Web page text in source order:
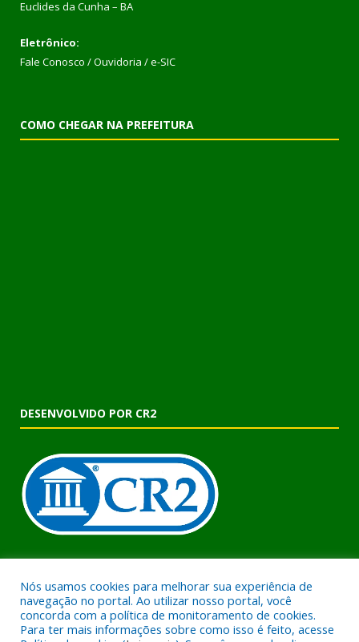
Euclides da Cunha – BA
Eletrônico:
Fale Conosco / Ouvidoria / e-SIC
COMO CHEGAR NA PREFEITURA
DESENVOLVIDO POR CR2
completa, onde garantimos em contrato que todas as exigências
das leis de transparência pública serão atendidas. Clique aqui e
confira.
Nós usamos cookies para melhorar sua experiência de
navegação no portal. Ao utilizar nosso portal, você
concorda com a política de monitoramento de cookies.
Para ter mais informações sobre como isso é feito, acesse